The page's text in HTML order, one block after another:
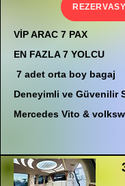
VİP ARAC 7 PAX
EN FAZLA 7 YOLCU
7 adet orta boy bagaj
Deneyimli ve Güvenilir
Mercedes Vito &